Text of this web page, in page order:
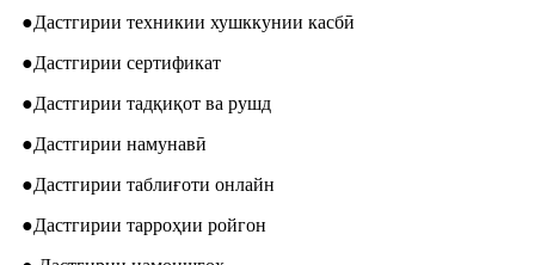
●Дастгирии техникии хушккунии касбӣ
●Дастгирии сертификат
●Дастгирии тадқиқот ва рушд
●Дастгирии намунавӣ
●Дастгирии таблиғоти онлайн
●Дастгирии тарроҳии ройгон